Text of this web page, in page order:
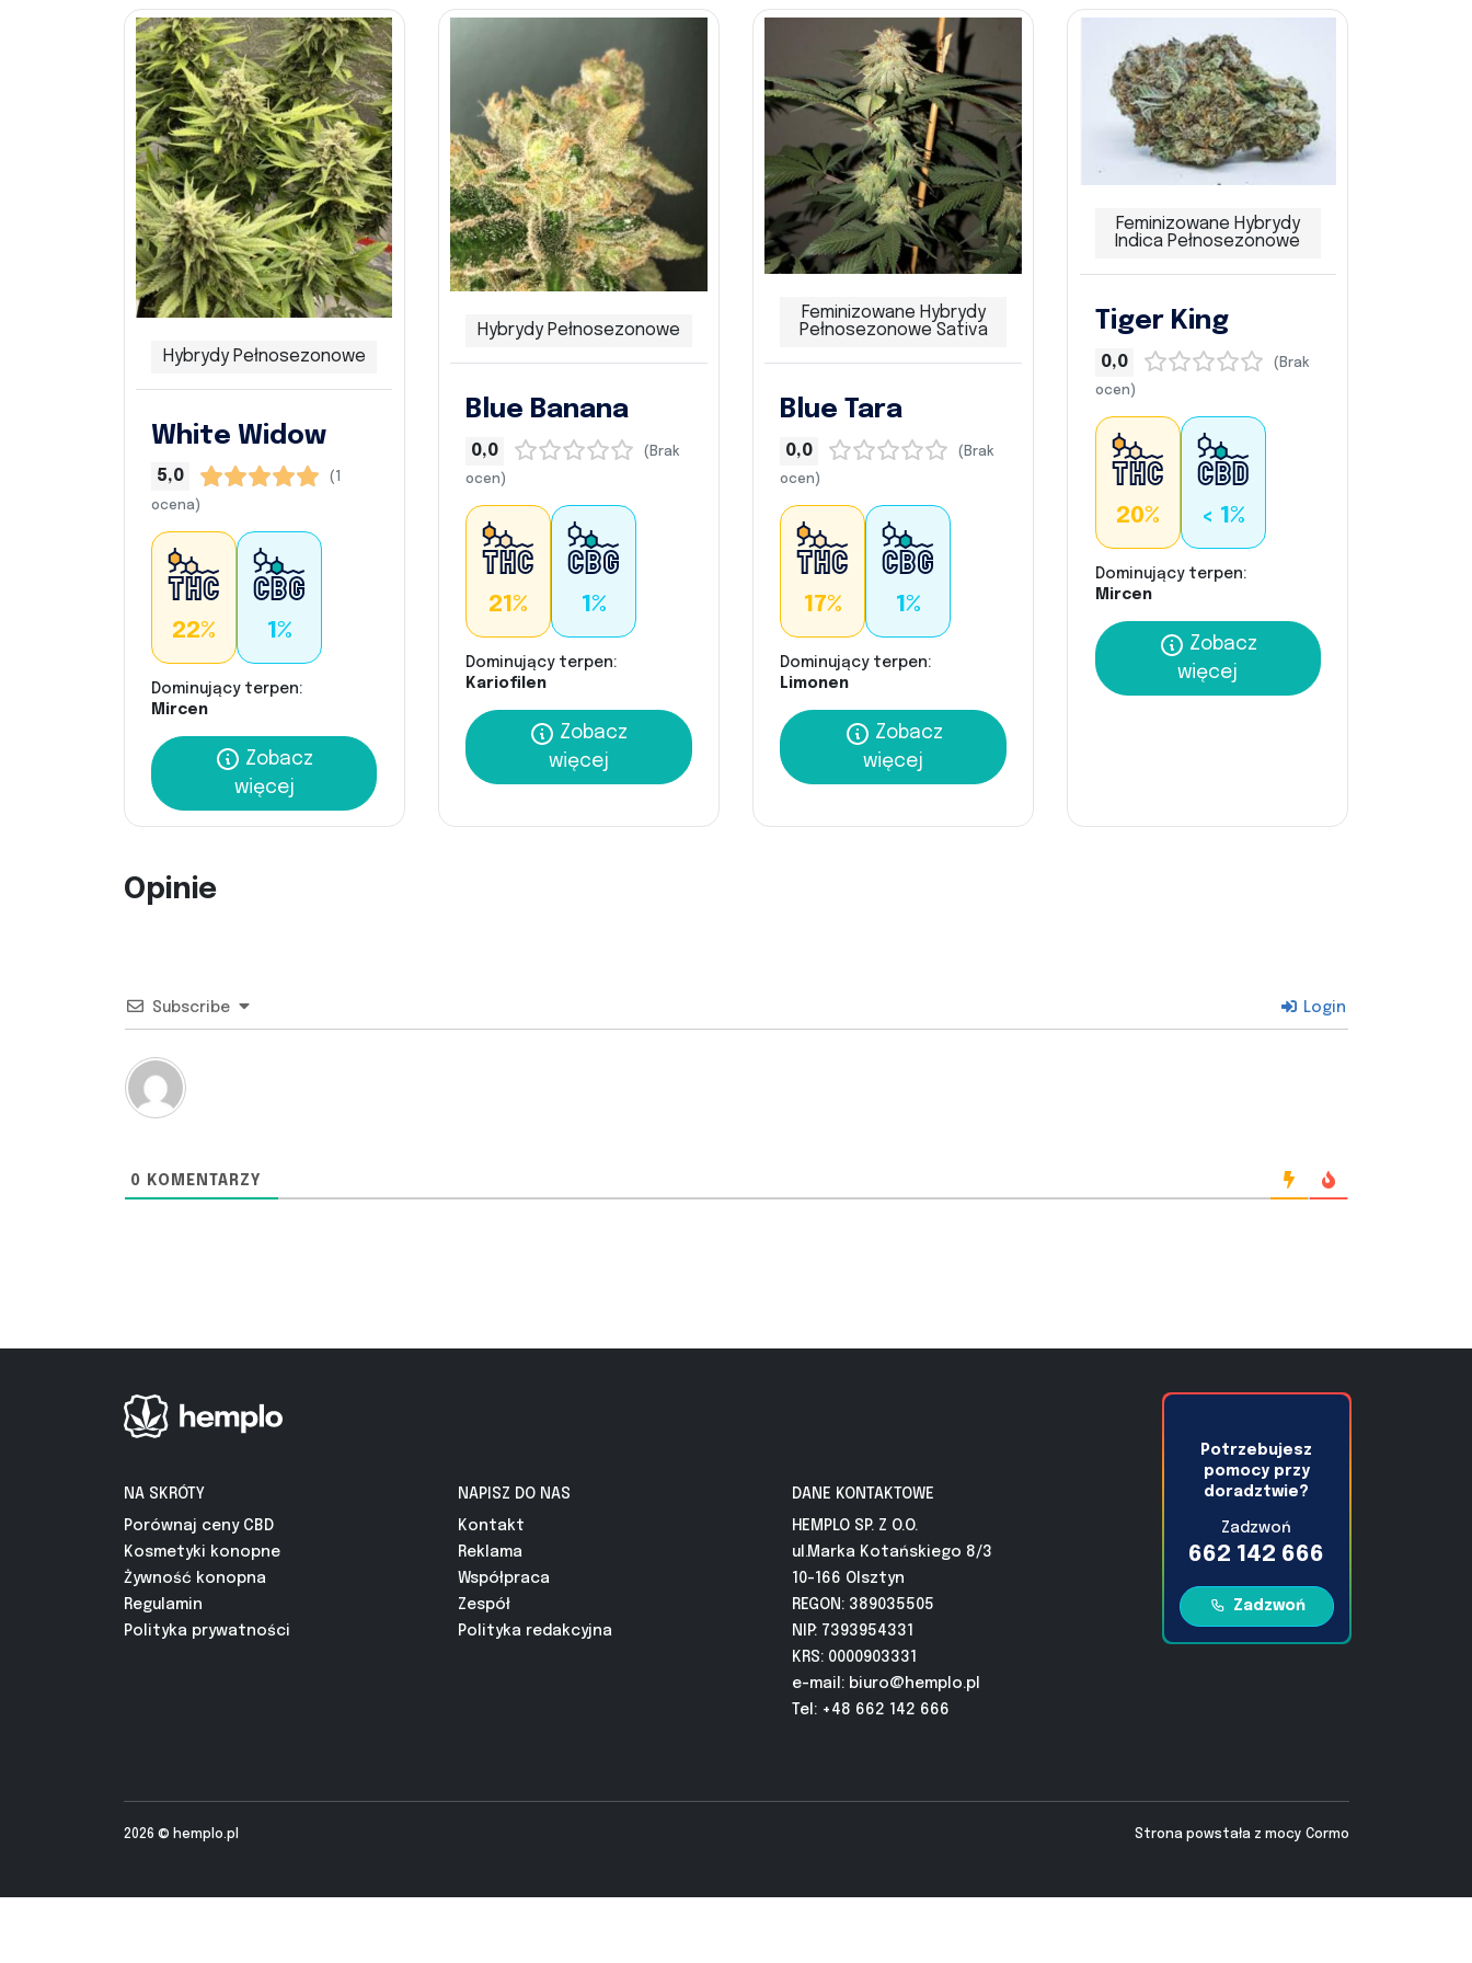
Hybrydy Pełnosezonowe
White Widow
5,0
(1
ocena)
22% 1%
Dominujący terpen:
Mircen
Zobacz
więcej
Hybrydy Pełnosezonowe
Blue Banana
0,0
(Brak
ocen)
21% 1%
Dominujący terpen:
Kariofilen
Zobacz
więcej
Feminizowane Hybrydy
Pełnosezonowe Sativa
Blue Tara
0,0
(Brak
ocen)
17% 1%
Dominujący terpen:
Limonen
Zobacz
więcej
Feminizowane Hybrydy
Indica Pełnosezonowe
Tiger King
0,0
(Brak
ocen)
20% < 1%
Dominujący terpen:
Mircen
Zobacz
więcej
Opinie
Subscribe Login
0 KOMENTARZY
NA SKRÓTY
Porównaj ceny CBD
Kosmetyki konopne
Żywność konopna
Regulamin
Polityka prywatności
NAPISZ DO NAS
Kontakt
Reklama
Współpraca
Zespół
Polityka redakcyjna
DANE KONTAKTOWE
HEMPLO SP. Z O.O.
ul.Marka Kotańskiego 8/3
10-166 Olsztyn
REGON: 389035505
NIP: 7393954331
KRS: 0000903331
e-mail: biuro@hemplo.pl
Tel: +48 662 142 666
Potrzebujesz
pomocy przy
doradztwie?
Zadzwoń
662 142 666
Zadzwoń
2026 © hemplo.pl Strona powstała z mocy Cormo